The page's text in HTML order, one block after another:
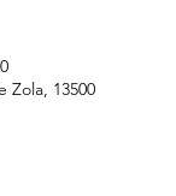
Zola, 13500